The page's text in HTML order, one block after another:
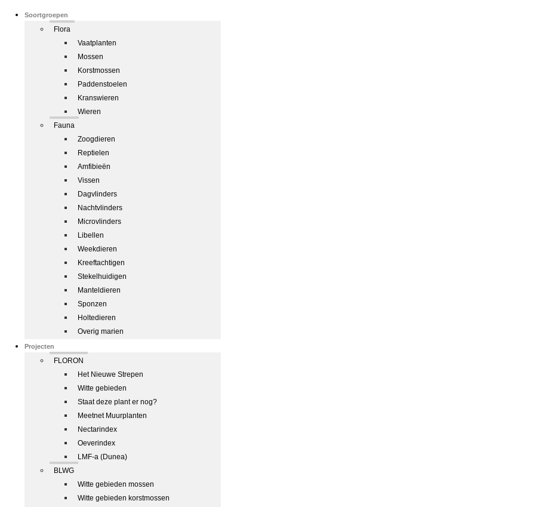
Soortgroepen
Flora
Vaatplanten
Mossen
Korstmossen
Paddenstoelen
Kranswieren
Wieren
Fauna
Zoogdieren
Reptielen
Amfibieën
Vissen
Dagvlinders
Nachtvlinders
Microvlinders
Libellen
Weekdieren
Kreeftachtigen
Stekelhuidigen
Manteldieren
Sponzen
Holtedieren
Overig marien
Projecten
FLORON
Het Nieuwe Strepen
Witte gebieden
Staat deze plant er nog?
Meetnet Muurplanten
Nectarindex
Oeverindex
LMF-a (Dunea)
BLWG
Witte gebieden mossen
Witte gebieden korstmossen